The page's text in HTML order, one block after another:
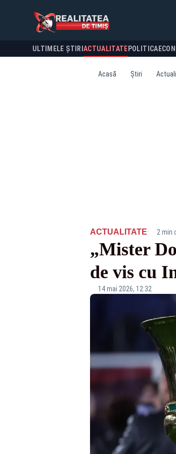
ULTIMELE ȘTIRI ACTUALITATE POLITICA
Acasă Știri
ACTUALITATE· 2 min
„Mister
de vis cu
14 mai 2026, 12:32